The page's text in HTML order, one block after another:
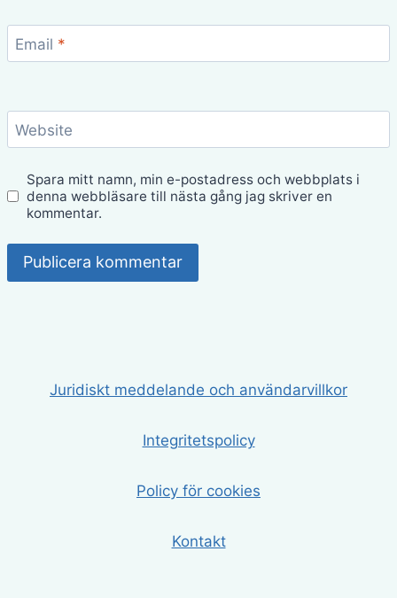
Email *
Website
Spara mitt namn, min e-postadress och webbplats i
denna webbläsare till nästa gång jag skriver en
kommentar.
Juridiskt meddelande och användarvillkor
Integritetspolicy
Policy för cookies
Kontakt